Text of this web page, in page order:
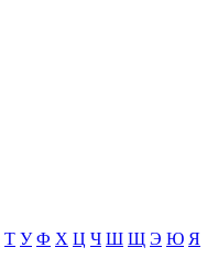
Т У Ф Х Ц Ч Ш Щ Э Ю Я